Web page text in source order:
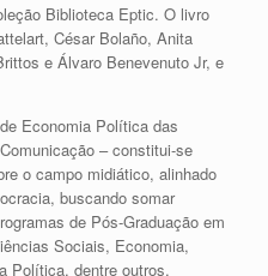
Biblioteca Eptic. O livro
César Bolaño, Anita
e Álvaro Benevenuto Jr, e
Economia Política das
– constitui-se
o campo midiático, alinhado
buscando somar
de Pós-Graduação em
Sociais, Economia,
Política, dentre outros.